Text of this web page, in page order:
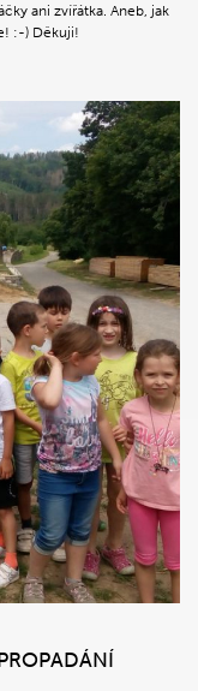
ani zvířátka. Aneb, jak
:-) Děkuji!